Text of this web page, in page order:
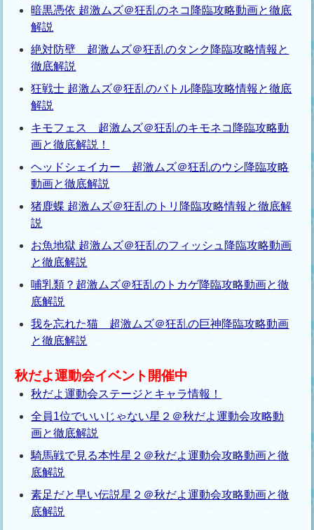
暗黒憑依 超激ムズ＠狂乱のネコ降臨攻略動画と徹底
解説
絶対防壁 超激ムズ＠狂乱のタンク降臨攻略情報と
徹底解説
狂戦士 超激ムズ＠狂乱のバトル降臨攻略情報と徹底
解説
キモフェス 超激ムズ＠狂乱のキモネコ降臨攻略動
画と徹底解説！
ヘッドシェイカー 超激ムズ＠狂乱のウシ降臨攻略
動画と徹底解説
猪鹿蝶 超激ムズ＠狂乱のトリ降臨攻略情報と徹底解
説
お魚地獄 超激ムズ＠狂乱のフィッシュ降臨攻略動画
と徹底解説
哺乳類？超激ムズ＠狂乱のトカゲ降臨攻略動画と徹
底解説
我を忘れた猫 超激ムズ＠狂乱の巨神降臨攻略動画
と徹底解説
秋だよ運動会イベント開催中
秋だよ運動会ステージとキャラ情報！
全員1位でいいじゃない星２＠秋だよ運動会攻略動
画と徹底解説
騎馬戦で見る本性星２＠秋だよ運動会攻略動画と徹
底解説
素足だと早い伝説星２＠秋だよ運動会攻略動画と徹
底解説